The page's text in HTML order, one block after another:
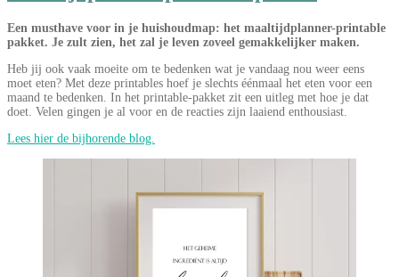
Een musthave voor in je huishoudmap: het maaltijdplanner-printable
pakket. Je zult zien, het zal je leven zoveel gemakkelijker maken.
Heb jij ook vaak moeite om te bedenken wat je vandaag nou weer eens
moet eten? Met deze printables hoef je slechts éénmaal het eten voor een
maand te bedenken. In het printable-pakket zit een uitleg met hoe je dat
doet. Velen gingen je al voor en de reacties zijn laaiend enthousiast.
Lees hier de bijhorende blog.